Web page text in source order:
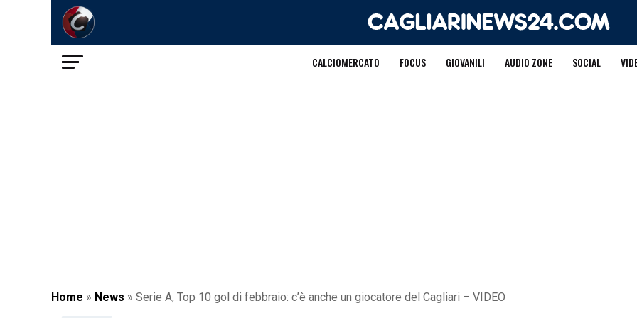
CALCIOMERCATO FOCUS GIOVANILI AUDIO ZONE SOCIAL
Home » News » Serie A, Top 10 gol di febbraio: c’è anche un giocatore del Cagliari – VIDEO